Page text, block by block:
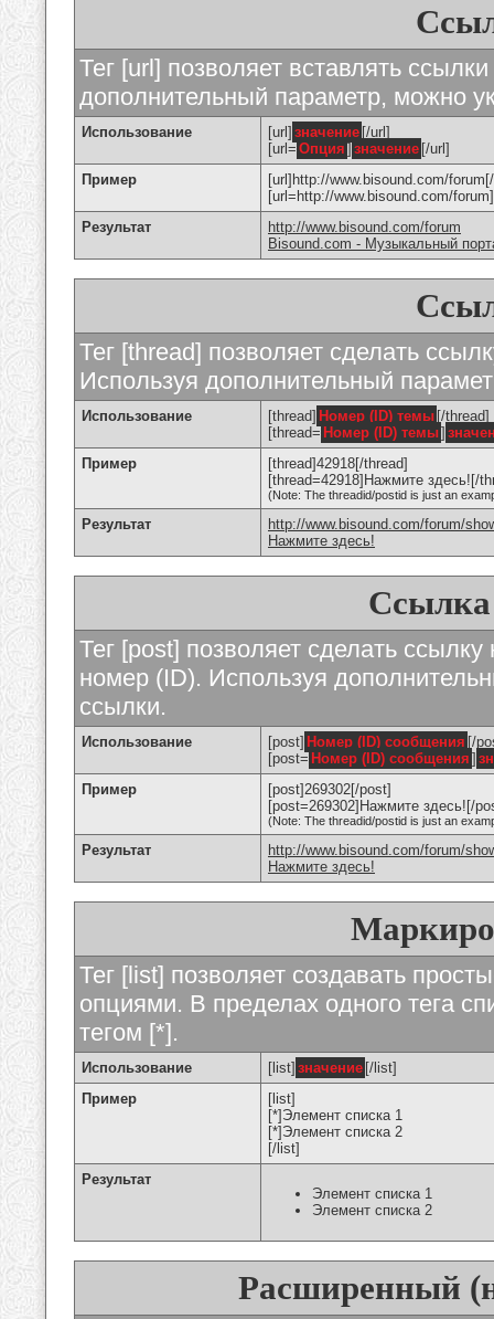
Тег [url] позволяет вставлять
дополнительный параметр, можно
Использование [url] значение [/url]
[url= Опция ] значение [/url]
Пример
[url]http://www.bisound.com/
[url=http://www.bisound.com/
Результат
http://www.bisound.com/forum
Bisound.com - Музыкальный
Тег [thread] позволяет сделать
Используя дополнительный
Использование [thread] Номер (ID) темы [/thread]
[thread= Номер (ID) темы]
Пример
[thread]42918[/thread]
[thread=42918]Нажмите здесь![/
(Note: The threadid/postid is just an
Результат
http://www.bisound.com/forum/
Нажмите здесь!
Ссылка
Тег [post] позволяет сделать
номер (ID). Используя
ссылки.
Использование [post] Номер (ID) сообщения [/
[post= Номер (ID) сообщения ]
Пример
[post]269302[/post]
[post=269302]Нажмите здесь![/
(Note: The threadid/postid is just an
Результат
http://www.bisound.com/forum/
Нажмите здесь!
Тег [list] позволяет создавать
опциями. В пределах одного тега
тегом [*].
Использование [list] значение [/list]
Пример
[list]
[*]Элемент списка 1
[*]Элемент списка 2
[/list]
Результат
Элемент списка 1
Элемент списка 2
Расширенный